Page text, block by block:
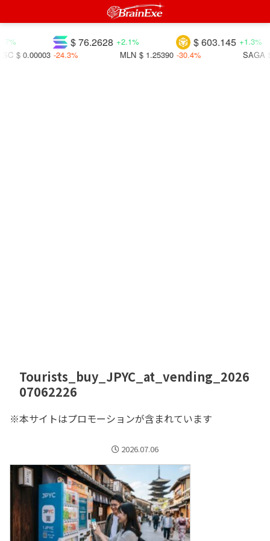
$ 603.145 +1.3%
$ 76.2628 +2.1%
SAGA
MLN $ 1.25390 -30.4%
$ 0.00003 -24.3%
Tourists_buy_JPYC_at_vending_2026
07062226
※本サイトはプロモーションが含まれています
2026.07.06